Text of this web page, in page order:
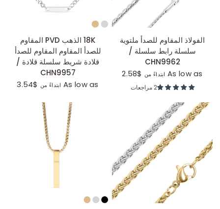
عرض سريع
الفولاذ المقاوم للصدأ ملتوية
سلسلة رابط سلسلة /
CHN9962
As low as ابتداءً من$2.58
2 مراجعات
عرض سريع 18K الذهب PVD المقاوم
للصدأ المقاوم المقاوم للصدأ
قلادة شريط سلسلة قلادة /
CHN9957
As low as ابتداءً من$3.54